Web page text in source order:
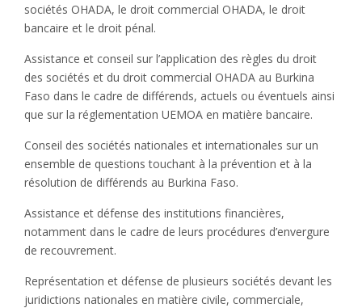
sociétés OHADA, le droit commercial OHADA, le droit
bancaire et le droit pénal.
Assistance et conseil sur l’application des règles du droit
des sociétés et du droit commercial OHADA au Burkina
Faso dans le cadre de différends, actuels ou éventuels ainsi
que sur la réglementation UEMOA en matière bancaire.
Conseil des sociétés nationales et internationales sur un
ensemble de questions touchant à la prévention et à la
résolution de différends au Burkina Faso.
Assistance et défense des institutions financières,
notamment dans le cadre de leurs procédures d’envergure
de recouvrement.
Représentation et défense de plusieurs sociétés devant les
juridictions nationales en matière civile, commerciale,